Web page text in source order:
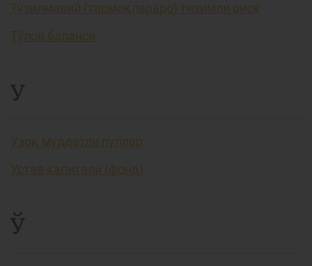
Тузилмавий (тармоқлараро) тизимли риск
Тўлов баланси
У
Узоқ муддатли пуллар
Устав капитали (фонд)
Ў